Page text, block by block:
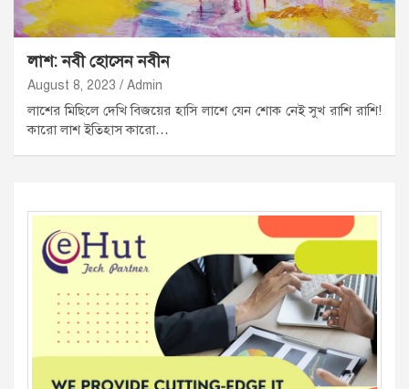
লাশ: নবী হোসেন নবীন
August 8, 2023 Admin
লাশের মিছিলে দেখি বিজয়ের হাসি লাশে যেন শোক নেই সুখ রাশি রাশি!
কারো লাশ ইতিহাস কারো…